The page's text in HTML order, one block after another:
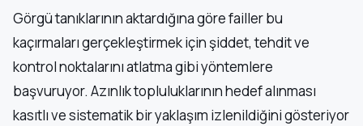
Görgü tanıklarının aktardığına göre failler bu
kaçırmaları gerçekleştirmek için şiddet, tehdit ve
kontrol noktalarını atlatma gibi yöntemlere
başvuruyor. Azınlık topluluklarının hedef alınması
kasıtlı ve sistematik bir yaklaşım izlenildiğini gösteriyor